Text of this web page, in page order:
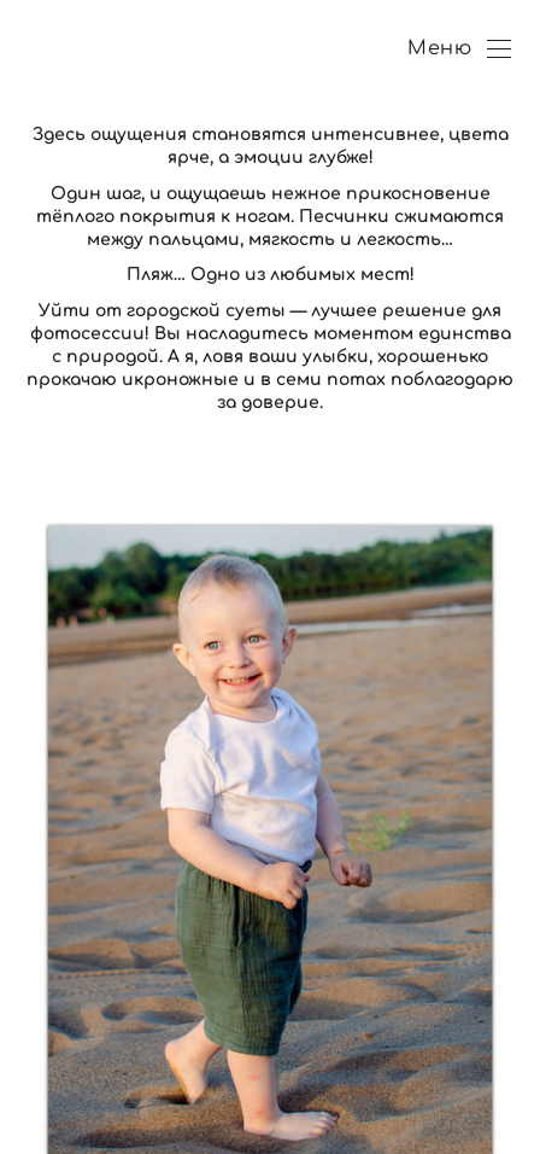
Меню
Здесь ощущения становятся интенсивнее, цвета
ярче, а эмоции глубже!
Один шаг, и ощущаешь нежное прикосновение
тёплого покрытия к ногам. Песчинки сжимаются
между пальцами, мягкость и легкость…
Пляж… Одно из любимых мест!
Уйти от городской суеты — лучшее решение для
фотосессии! Вы насладитесь моментом единства
с природой. А я, ловя ваши улыбки, хорошенько
прокачаю икроножные и в семи потах поблагодарю
за доверие.